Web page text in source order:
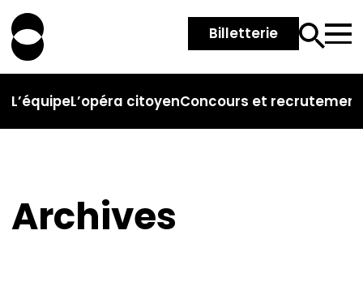
Billetterie
L’équipeL’opéra citoyenConcours et
Archives